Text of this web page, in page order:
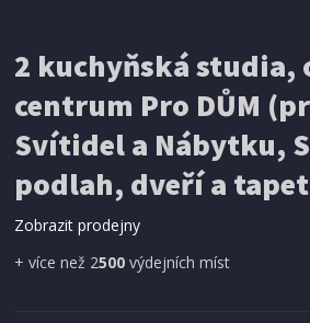
2 kuchyňská studia,
centrum Pro DŮM
Svítidel a Nábytku,
podlah, dveří a
Zobrazit prodejny
+ více než 2500 výdejních míst